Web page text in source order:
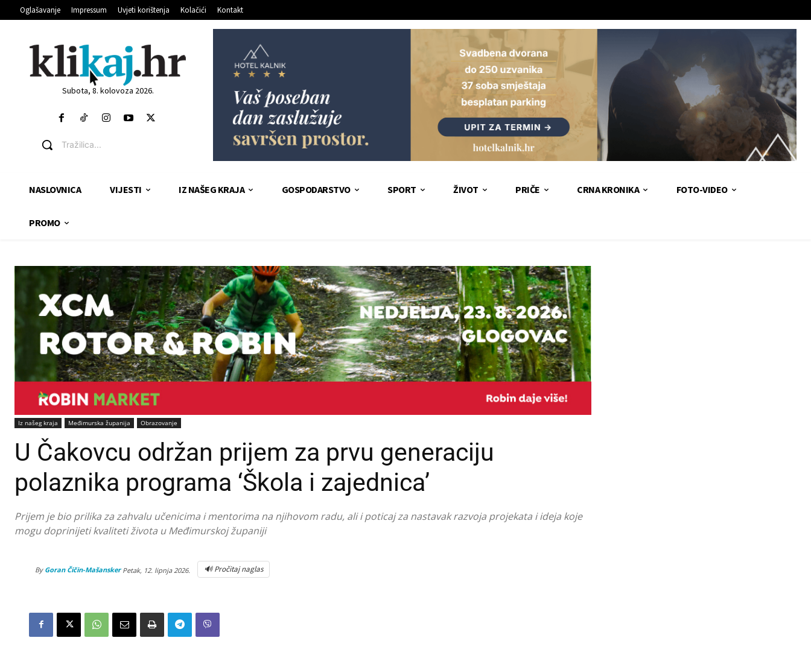
Oglašavanje Impressum Uvjeti korištenja Kolačići Kontakt
Subota, 8. kolovoza 2026.
Tražilica...
NASLOVNICA VIJESTI IZ NAŠEG KRAJA GOSPODARSTVO SPORT ŽIVOT PRIČE CRNA KRONIKA FOTO-VIDEO
PROMO
Iz našeg kraja Međimurska županija Obrazovanje
U Čakovcu održan prijem za prvu generaciju
polaznika programa ‘Škola i zajednica’
Prijem je bio prilika za zahvalu učenicima i mentorima na njihovom radu, ali i poticaj za nastavak razvoja projekata i ideja koje
mogu doprinijeti kvaliteti života u Međimurskoj županiji
By Goran Čičin-Mašansker Petak, 12. lipnja 2026. 🔊 Pročitaj naglas